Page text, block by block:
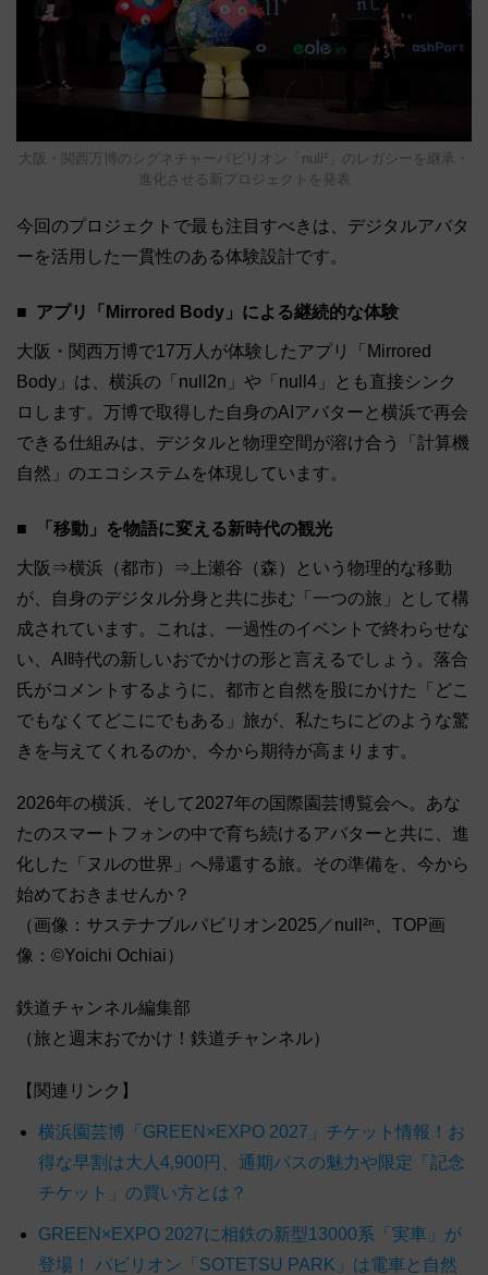
大阪・関西万博のシグネチャーパビリオン「null²」のレガシーを継承・
進化させる新プロジェクトを発表
今回のプロジェクトで最も注目すべきは、デジタルアバタ
ーを活用した一貫性のある体験設計です。
アプリ「Mirrored Body」による継続的な体験
大阪・関西万博で17万人が体験したアプリ「Mirrored
Body」は、横浜の「null2n」や「null4」とも直接シンク
ロします。万博で取得した自身のAIアバターと横浜で再会
できる仕組みは、デジタルと物理空間が溶け合う「計算機
自然」のエコシステムを体現しています。
「移動」を物語に変える新時代の観光
大阪⇒横浜（都市）⇒上瀬谷（森）という物理的な移動
が、自身のデジタル分身と共に歩む「一つの旅」として構
成されています。これは、一過性のイベントで終わらせな
い、AI時代の新しいおでかけの形と言えるでしょう。落合
氏がコメントするように、都市と自然を股にかけた「どこ
でもなくてどこにでもある」旅が、私たちにどのような驚
きを与えてくれるのか、今から期待が高まります。
2026年の横浜、そして2027年の国際園芸博覧会へ。あな
たのスマートフォンの中で育ち続けるアバターと共に、進
化した「ヌルの世界」へ帰還する旅。その準備を、今から
始めておきませんか？
（画像：サステナブルパビリオン2025／null²ⁿ、TOP画
像：©Yoichi Ochiai）
鉄道チャンネル編集部
（旅と週末おでかけ！鉄道チャンネル）
【関連リンク】
横浜園芸博「GREEN×EXPO 2027」チケット情報！お
得な早割は大人4,900円、通期パスの魅力や限定「記念
チケット」の買い方とは？
GREEN×EXPO 2027に相鉄の新型13000系「実車」が
登場！ パビリオン「SOTETSU PARK」は電車と自然